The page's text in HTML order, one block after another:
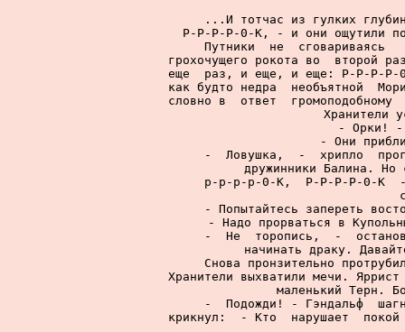
...И тотчас из гулких
Р-Р-Р-Р-0-К, - и они ощутили
Путники  не  сговариваясь
грохочущего рокота во  второй
еще  раз, и еще, и еще: Р-Р-Р-
как будто недра  необъятной
словно в  ответ  громоподобному
Хранители
- Орки!
- Они
-  Ловушка,  -  хрипло
дружинники Балина.
р-р-р-р-0-К,  Р-Р-Р-Р-0-К
- Попытайтесь запереть
- Надо прорваться в
-  Не  торопись,  -
начинать драку.
Снова пронзительно
Хранители выхватили мечи.
маленький Терн.
-  Подожди! - Гэндальф
крикнул:  - Кто  нарушает  покой